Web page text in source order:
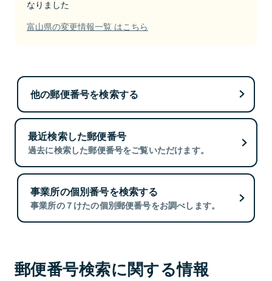
なりました
富山県の変更情報一覧 はこちら
他の郵便番号を検索する
最近検索した郵便番号
過去に検索した郵便番号をご覧いただけます。
事業所の個別番号を検索する
事業所の７けたの個別郵便番号をお調べします。
郵便番号検索に関する情報